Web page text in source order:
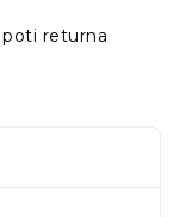
returna